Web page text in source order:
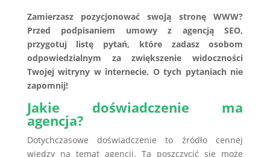
Zamierzasz pozycjonować swoją stronę WWW?
Przed podpisaniem umowy z agencją SEO,
przygotuj listę pytań, które zadasz osobom
odpowiedzialnym za zwiększenie widoczności
Twojej witryny w internecie. O tych pytaniach nie
zapomnij!
Jakie doświadczenie ma
agencja?
Dotychczasowe doświadczenie to źródło cennej
wiedzy na temat agencji. Ta poszczycić się może